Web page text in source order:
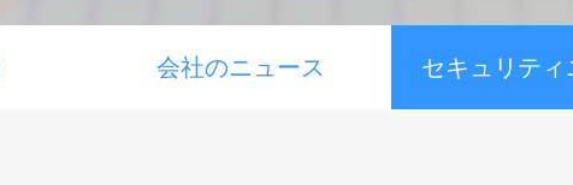
会社のニュース セキュリティ